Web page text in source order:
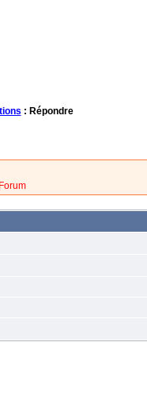
: Répondre